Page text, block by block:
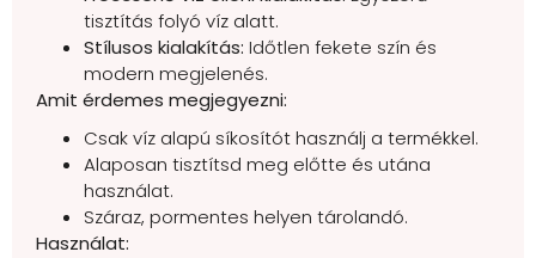
tisztítás folyó víz alatt.
Stílusos kialakítás: Időtlen fekete szín és
modern megjelenés.
Amit érdemes megjegyezni:
Csak víz alapú síkosítót használj a termékkel.
Alaposan tisztítsd meg előtte és utána
használat.
Száraz, pormentes helyen tárolandó.
Használat: